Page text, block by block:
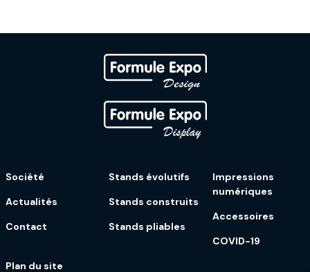
Société
Actualités
Contact
Stands évolutifs
Stands construits
Stands pliables
Impressions
numériques
Accessoires
COVID-19
Plan du site